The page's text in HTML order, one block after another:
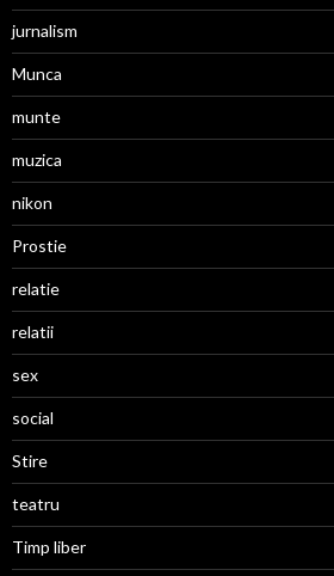
jurnalism
Munca
munte
muzica
nikon
Prostie
relatie
relatii
sex
social
Stire
teatru
Timp liber